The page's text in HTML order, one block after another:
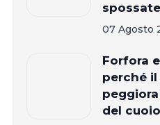
07 Agosto
Forfora
perché
del